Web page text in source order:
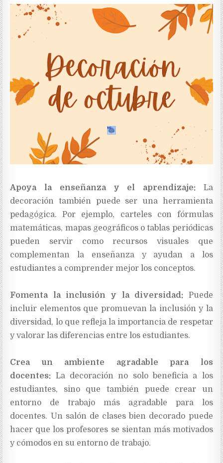
Apoya la enseñanza y el aprendizaje: La
decoración también puede ser una herramienta
pedagógica. Por ejemplo, carteles con fórmulas
matemáticas, mapas geográficos o tablas periódicas
pueden servir como recursos visuales que
complementan la enseñanza y ayudan a los
estudiantes a comprender mejor los conceptos.
Fomenta la inclusión y la diversidad: Puede
incluir elementos que promuevan la inclusión y la
diversidad, lo que refleja la importancia de respetar
y valorar las diferencias entre los estudiantes.
Crea un ambiente agradable para los
docentes: La decoración no solo beneficia a los
estudiantes, sino que también puede crear un
entorno de trabajo más agradable para los
docentes. Un salón de clases bien decorado puede
hacer que los profesores se sientan más motivados
y cómodos en su entorno de trabajo.